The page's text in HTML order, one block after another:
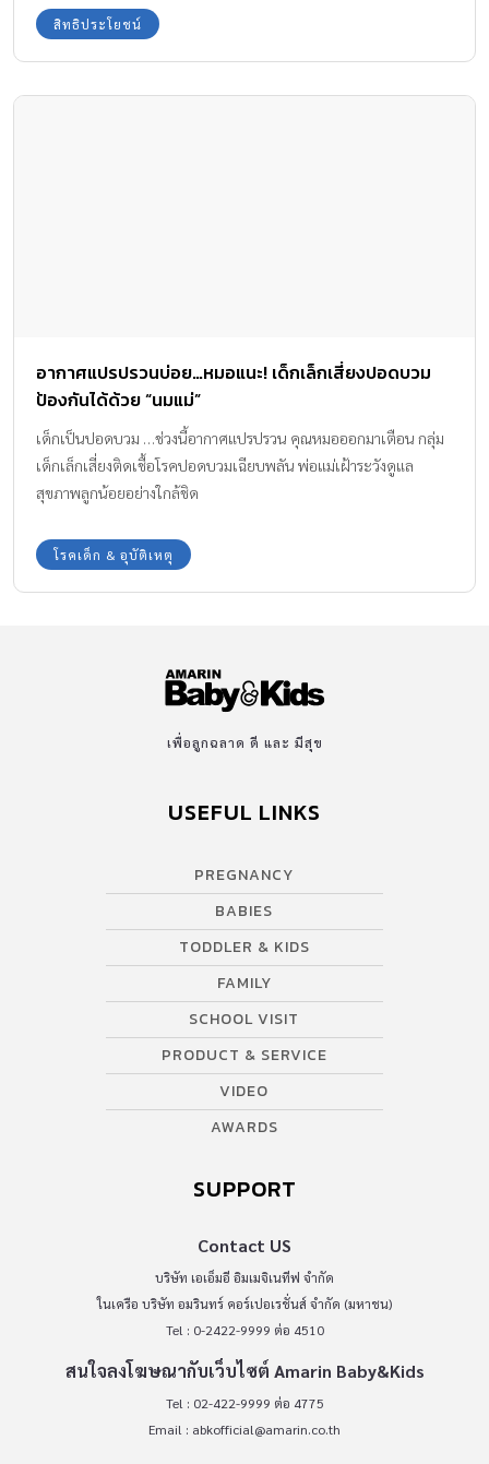
สิทธิประโยชน์
อากาศแปรปรวนบ่อย…หมอแนะ! เด็กเล็กเสี่ยงปอดบวม
ป้องกันได้ด้วย “นมแม่”
เด็กเป็นปอดบวม …ช่วงนี้อากาศแปรปรวน คุณหมอออกมาเตือน กลุ่ม
เด็กเล็กเสี่ยงติดเชื้อโรคปอดบวมเฉียบพลัน พ่อแม่เฝ้าระวังดูแล
สุขภาพลูกน้อยอย่างใกล้ชิด
โรคเด็ก & อุบัติเหตุ
เพื่อลูกฉลาด ดี และ มีสุข
USEFUL LINKS
PREGNANCY
BABIES
TODDLER & KIDS
FAMILY
SCHOOL VISIT
PRODUCT & SERVICE
VIDEO
AWARDS
SUPPORT
Contact US
บริษัท เอเอ็มอี อิมเมจิเนทีฟ จำกัด
ในเครือ บริษัท อมรินทร์ คอร์เปอเรชั่นส์ จำกัด (มหาชน)
Tel : 0-2422-9999 ต่อ 4510
สนใจลงโฆษณากับเว็บไซต์ Amarin Baby&Kids
Tel : 02-422-9999 ต่อ 4775
Email : abkofficial@amarin.co.th